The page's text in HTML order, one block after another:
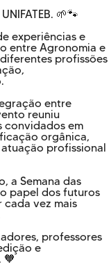
🌱🐾
experiências e
entre Agronomia e
profissões
entre
reuniu
convidados em
orgânica,
profissional
a Semana das
papel dos futuros
cada vez mais
professores
e
🧡